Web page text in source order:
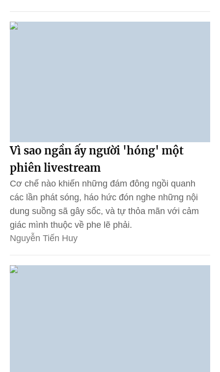
Vì sao ngần ấy người 'hóng' một
phiên livestream
Cơ chế nào khiến những đám đông ngồi quanh
các lần phát sóng, háo hức đón nghe những nội
dung suồng sã gây sốc, và tự thỏa mãn với cảm
giác mình thuộc về phe lẽ phải.
Nguyễn Tiến Huy